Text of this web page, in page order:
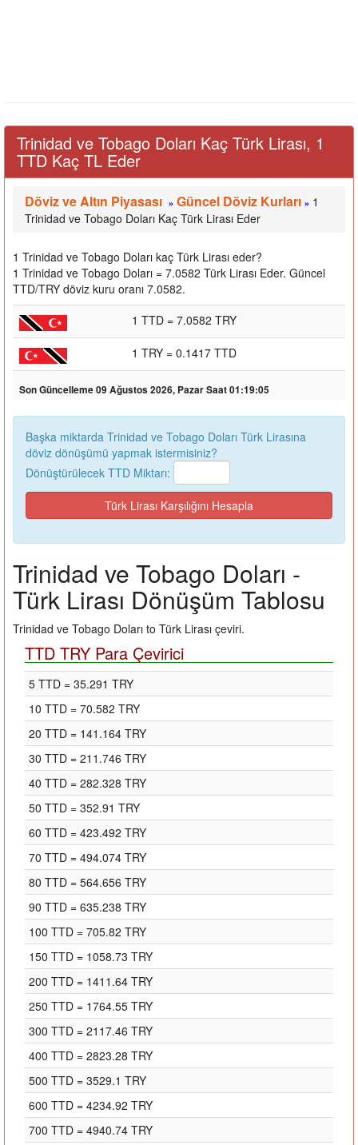
Trinidad ve Tobago Doları Kaç Türk Lirası, 1
TTD Kaç TL Eder
Döviz ve Altın Piyasası » Güncel Döviz Kurları » 1
Trinidad ve Tobago Doları Kaç Türk Lirası Eder
1 Trinidad ve Tobago Doları kaç Türk Lirası eder?
1 Trinidad ve Tobago Doları = 7.0582 Türk Lirası Eder. Güncel
TTD/TRY döviz kuru oranı 7.0582.
1 TTD = 7.0582 TRY
1 TRY = 0.1417 TTD
Son Güncelleme 09 Ağustos 2026, Pazar Saat 01:19:05
Başka miktarda Trinidad ve Tobago Doları Türk Lirasına
döviz dönüşümü yapmak istermisiniz?
Dönüştürülecek TTD Miktarı:
Trinidad ve Tobago Doları -
Türk Lirası Dönüşüm Tablosu
Trinidad ve Tobago Doları to Türk Lirası çeviri.
TTD TRY Para Çevirici
5 TTD = 35.291 TRY
10 TTD = 70.582 TRY
20 TTD = 141.164 TRY
30 TTD = 211.746 TRY
40 TTD = 282.328 TRY
50 TTD = 352.91 TRY
60 TTD = 423.492 TRY
70 TTD = 494.074 TRY
80 TTD = 564.656 TRY
90 TTD = 635.238 TRY
100 TTD = 705.82 TRY
150 TTD = 1058.73 TRY
200 TTD = 1411.64 TRY
250 TTD = 1764.55 TRY
300 TTD = 2117.46 TRY
400 TTD = 2823.28 TRY
500 TTD = 3529.1 TRY
600 TTD = 4234.92 TRY
700 TTD = 4940.74 TRY